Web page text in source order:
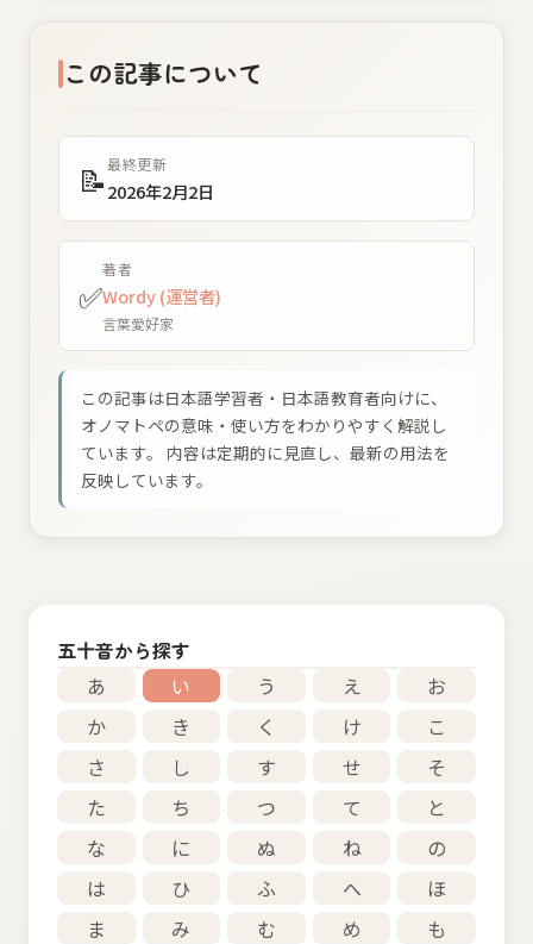
この記事について
📝最終更新
2026年2月2日
✅
著者
Wordy (運営者)
言葉愛好家
この記事は日本語学習者・日本語教育者向けに、
オノマトペの意味・使い方をわかりやすく解説し
ています。 内容は定期的に見直し、最新の用法を
反映しています。
五十音から探す
あ
い う え
お
か
き く け
こ
さ
し す せ
そ
た
ち つ て
と
な
に ぬ ね
の
は
ひ ふ へ
ほ
ま
み む め
も